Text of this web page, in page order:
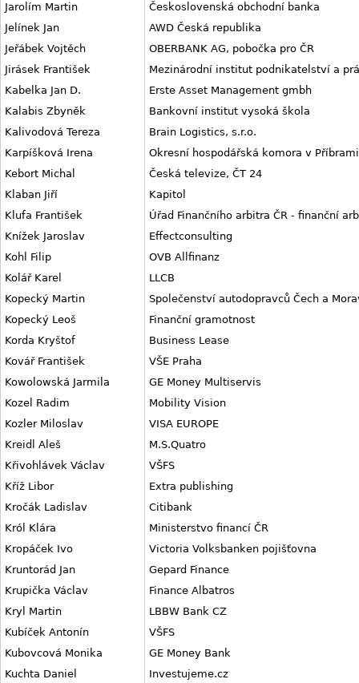
Jarolím Martin
Československá obchodní banka
Jelínek Jan
AWD Česká republika
Jeřábek Vojtěch
OBERBANK AG, pobočka pro ČR
Jirásek František
Mezinárodní institut podnikatelství a
Kabelka Jan D.
Erste Asset Management gmbh
Kalabis Zbyněk
Bankovní institut vysoká škola
Kalivodová Tereza
Brain Logistics, s.r.o.
Karpíšková Irena
Okresní hospodářská komora v Příbrami
Kebort Michal
Česká televize, ČT 24
Klaban Jiří
Kapitol
Klufa František
Úřad Finančního arbitra ČR - finanční
Knížek Jaroslav
Effectconsulting
Kohl Filip
OVB Allfinanz
Kolář Karel
LLCB
Kopecký Martin
Společenství autodopravců Čech a
Kopecký Leoš
Finanční gramotnost
Korda Kryštof
Business Lease
Kovář František
VŠE Praha
Kowolowská Jarmila
GE Money Multiservis
Kozel Radim
Mobility Vision
Kozler Miloslav
VISA EUROPE
Kreidl Aleš
M.S.Quatro
Křivohlávek Václav
VŠFS
Kříž Libor
Extra publishing
Kročák Ladislav
Citibank
Król Klára
Ministerstvo financí ČR
Kropáček Ivo
Victoria Volksbanken pojišťovna
Kruntorád Jan
Gepard Finance
Krupička Václav
Finance Albatros
Kryl Martin
LBBW Bank CZ
Kubíček Antonín
VŠFS
Kubovcová Monika
GE Money Bank
Kuchta Daniel
Investujeme.cz